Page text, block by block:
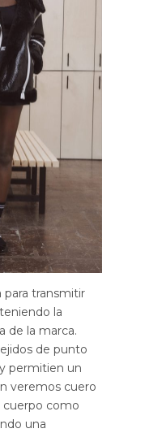
para transmitir
la
de la marca.
de punto
permitien un
veremos cuero
cuerpo como
una